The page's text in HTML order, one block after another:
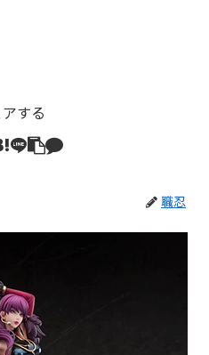
する
職忍